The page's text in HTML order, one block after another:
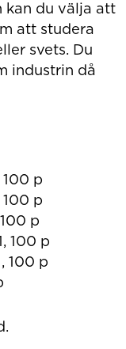
kan du välja att
att studera
svets. Du
industrin då
p
p
p
100 p
100 p